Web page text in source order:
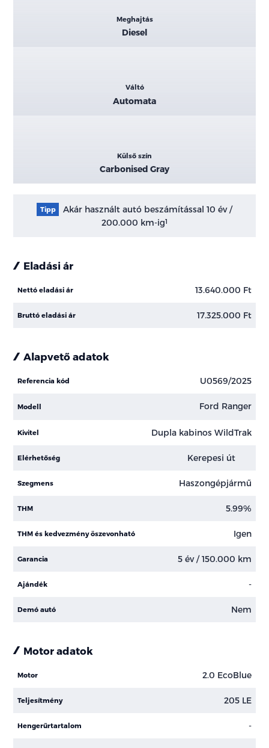
Meghajtás
Diesel
Váltó
Automata
Külső szín
Carbonised Gray
Tipp
Akár használt autó beszámítással 10 év /
200.000 km-ig1
Eladási ár
Nettó eladási ár 13.640.000 Ft
Bruttó eladási ár 17.325.000 Ft
Alapvető adatok
Referencia kód U0569/2025
Modell Ford Ranger
Kivitel Dupla kabinos WildTrak
Elérhetőség Kerepesi út
Szegmens Haszongépjármű
THM 5.99%
THM és kedvezmény öszevonható Igen
Garancia 5 év / 150.000 km
Ajándék -
Demó autó Nem
Motor adatok
Motor 2.0 EcoBlue
Teljesítmény 205 LE
Hengerűrtartalom -